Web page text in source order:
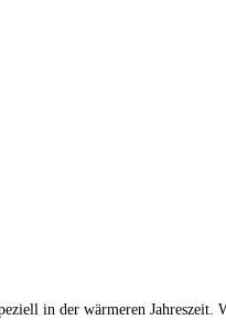
in der wärmeren Jahreszeit.